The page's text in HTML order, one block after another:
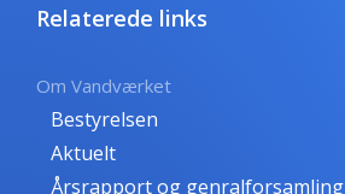
Relaterede links
Om Vandværket
Bestyrelsen
Aktuelt
Årsrapport og genralforsamling